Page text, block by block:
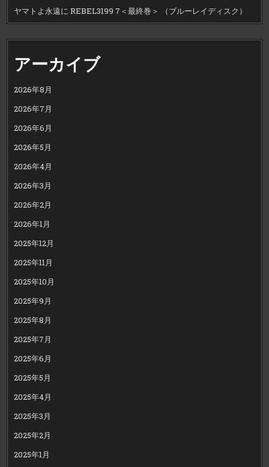
ヤマトよ永遠に REBEL3199 7＜最終巻＞ （ブルーレイディスク）
アーカイブ
2026年8月
2026年7月
2026年6月
2026年5月
2026年4月
2026年3月
2026年2月
2026年1月
2025年12月
2025年11月
2025年10月
2025年9月
2025年8月
2025年7月
2025年6月
2025年5月
2025年4月
2025年3月
2025年2月
2025年1月